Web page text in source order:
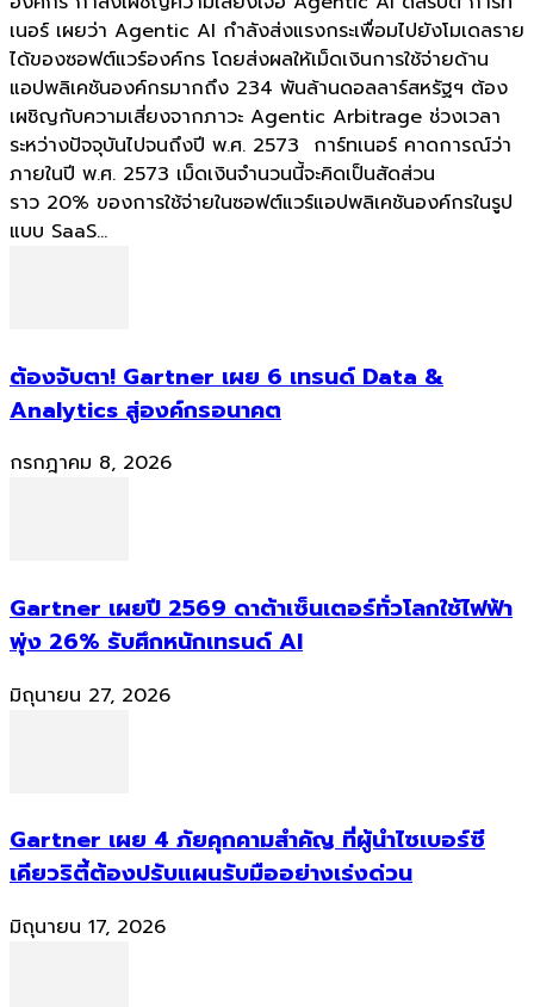
เนอร์ เผยว่า Agentic AI กำลังส่งแรงกระเพื่อมไปยังโมเดลราย
ได้ของซอฟต์แวร์องค์กร โดยส่งผลให้เม็ดเงินการใช้จ่ายด้าน
แอปพลิเคชันองค์กรมากถึง 234 พันล้านดอลลาร์สหรัฐฯ ต้อง
เผชิญกับความเสี่ยงจากภาวะ Agentic Arbitrage ช่วงเวลา
ระหว่างปัจจุบันไปจนถึงปี พ.ศ. 2573 การ์ทเนอร์ คาดการณ์ว่า
ภายในปี พ.ศ. 2573 เม็ดเงินจำนวนนี้จะคิดเป็นสัดส่วน
ราว 20% ของการใช้จ่ายในซอฟต์แวร์แอปพลิเคชันองค์กรในรูป
แบบ SaaS...
ต้องจับตา! Gartner เผย 6 เทรนด์ Data &
Analytics สู่องค์กรอนาคต
กรกฎาคม 8, 2026
Gartner เผยปี 2569 ดาต้าเซ็นเตอร์ทั่วโลกใช้ไฟฟ้า
พุ่ง 26% รับศึกหนักเทรนด์ AI
มิถุนายน 27, 2026
Gartner เผย 4 ภัยคุกคามสำคัญ ที่ผู้นำไซเบอร์ซี
เคียวริตี้ต้องปรับแผนรับมืออย่างเร่งด่วน
มิถุนายน 17, 2026